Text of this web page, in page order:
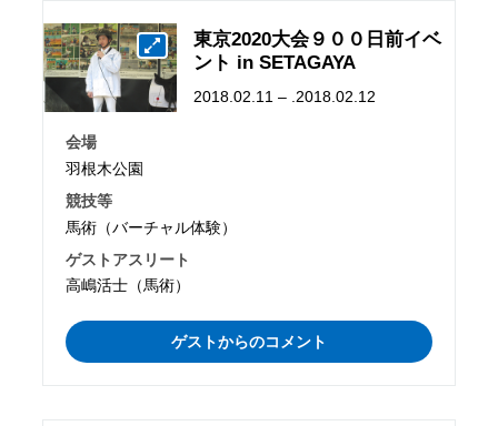
東京2020大会９００日前イベ
ント in SETAGAYA
2018.02.11 – .2018.02.12
会場
羽根木公園
競技等
馬術（バーチャル体験）
ゲストアスリート
高嶋活士（馬術）
ゲストからのコメント